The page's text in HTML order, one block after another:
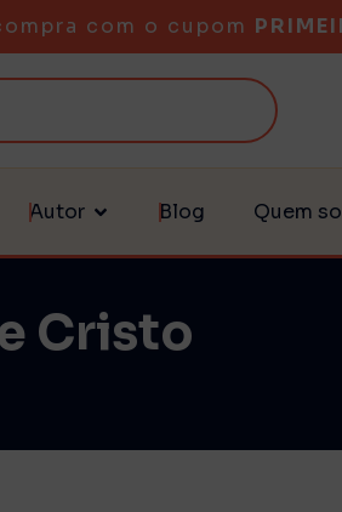
com o cupom
Autor Blog Quem
Cristo